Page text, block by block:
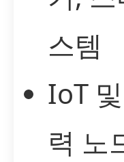
스템
IoT
력 노